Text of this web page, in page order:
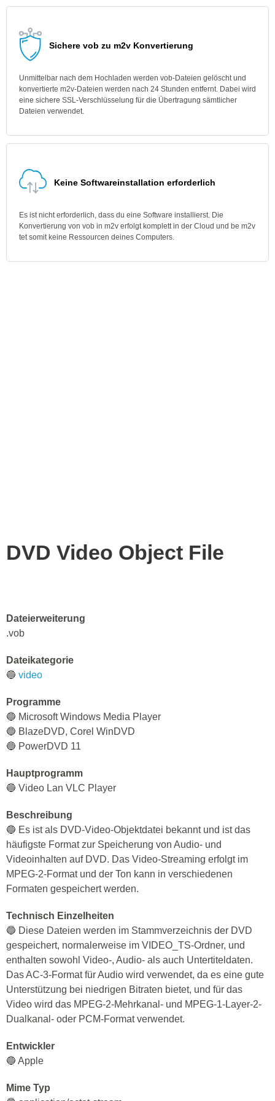
Sichere vob zu m2v Konvertierung
Unmittelbar nach dem Hochladen werden vob-Dateien gelöscht und
konvertierte m2v-Dateien werden nach 24 Stunden entfernt. Dabei wird
eine sichere SSL-Verschlüsselung für die Übertragung sämtlicher
Dateien verwendet.
Keine Softwareinstallation erforderlich
Es ist nicht erforderlich, dass du eine Software installierst. Die
Konvertierung von vob in m2v erfolgt komplett in der Cloud und be m2v
tet somit keine Ressourcen deines Computers.
DVD Video Object File
Dateierweiterung
.vob
Dateikategorie
🔵 video
Programme
🔵 Microsoft Windows Media Player
🔵 BlazeDVD, Corel WinDVD
🔵 PowerDVD 11
Hauptprogramm
🔵 Video Lan VLC Player
Beschreibung
🔵 Es ist als DVD-Video-Objektdatei bekannt und ist das
häufigste Format zur Speicherung von Audio- und
Videoinhalten auf DVD. Das Video-Streaming erfolgt im
MPEG-2-Format und der Ton kann in verschiedenen
Formaten gespeichert werden.
Technisch Einzelheiten
🔵 Diese Dateien werden im Stammverzeichnis der DVD
gespeichert, normalerweise im VIDEO_TS-Ordner, und
enthalten sowohl Video-, Audio- als auch Untertiteldaten.
Das AC-3-Format für Audio wird verwendet, da es eine gute
Unterstützung bei niedrigen Bitraten bietet, und für das
Video wird das MPEG-2-Mehrkanal- und MPEG-1-Layer-2-
Dualkanal- oder PCM-Format verwendet.
Entwickler
🔵 Apple
Mime Typ